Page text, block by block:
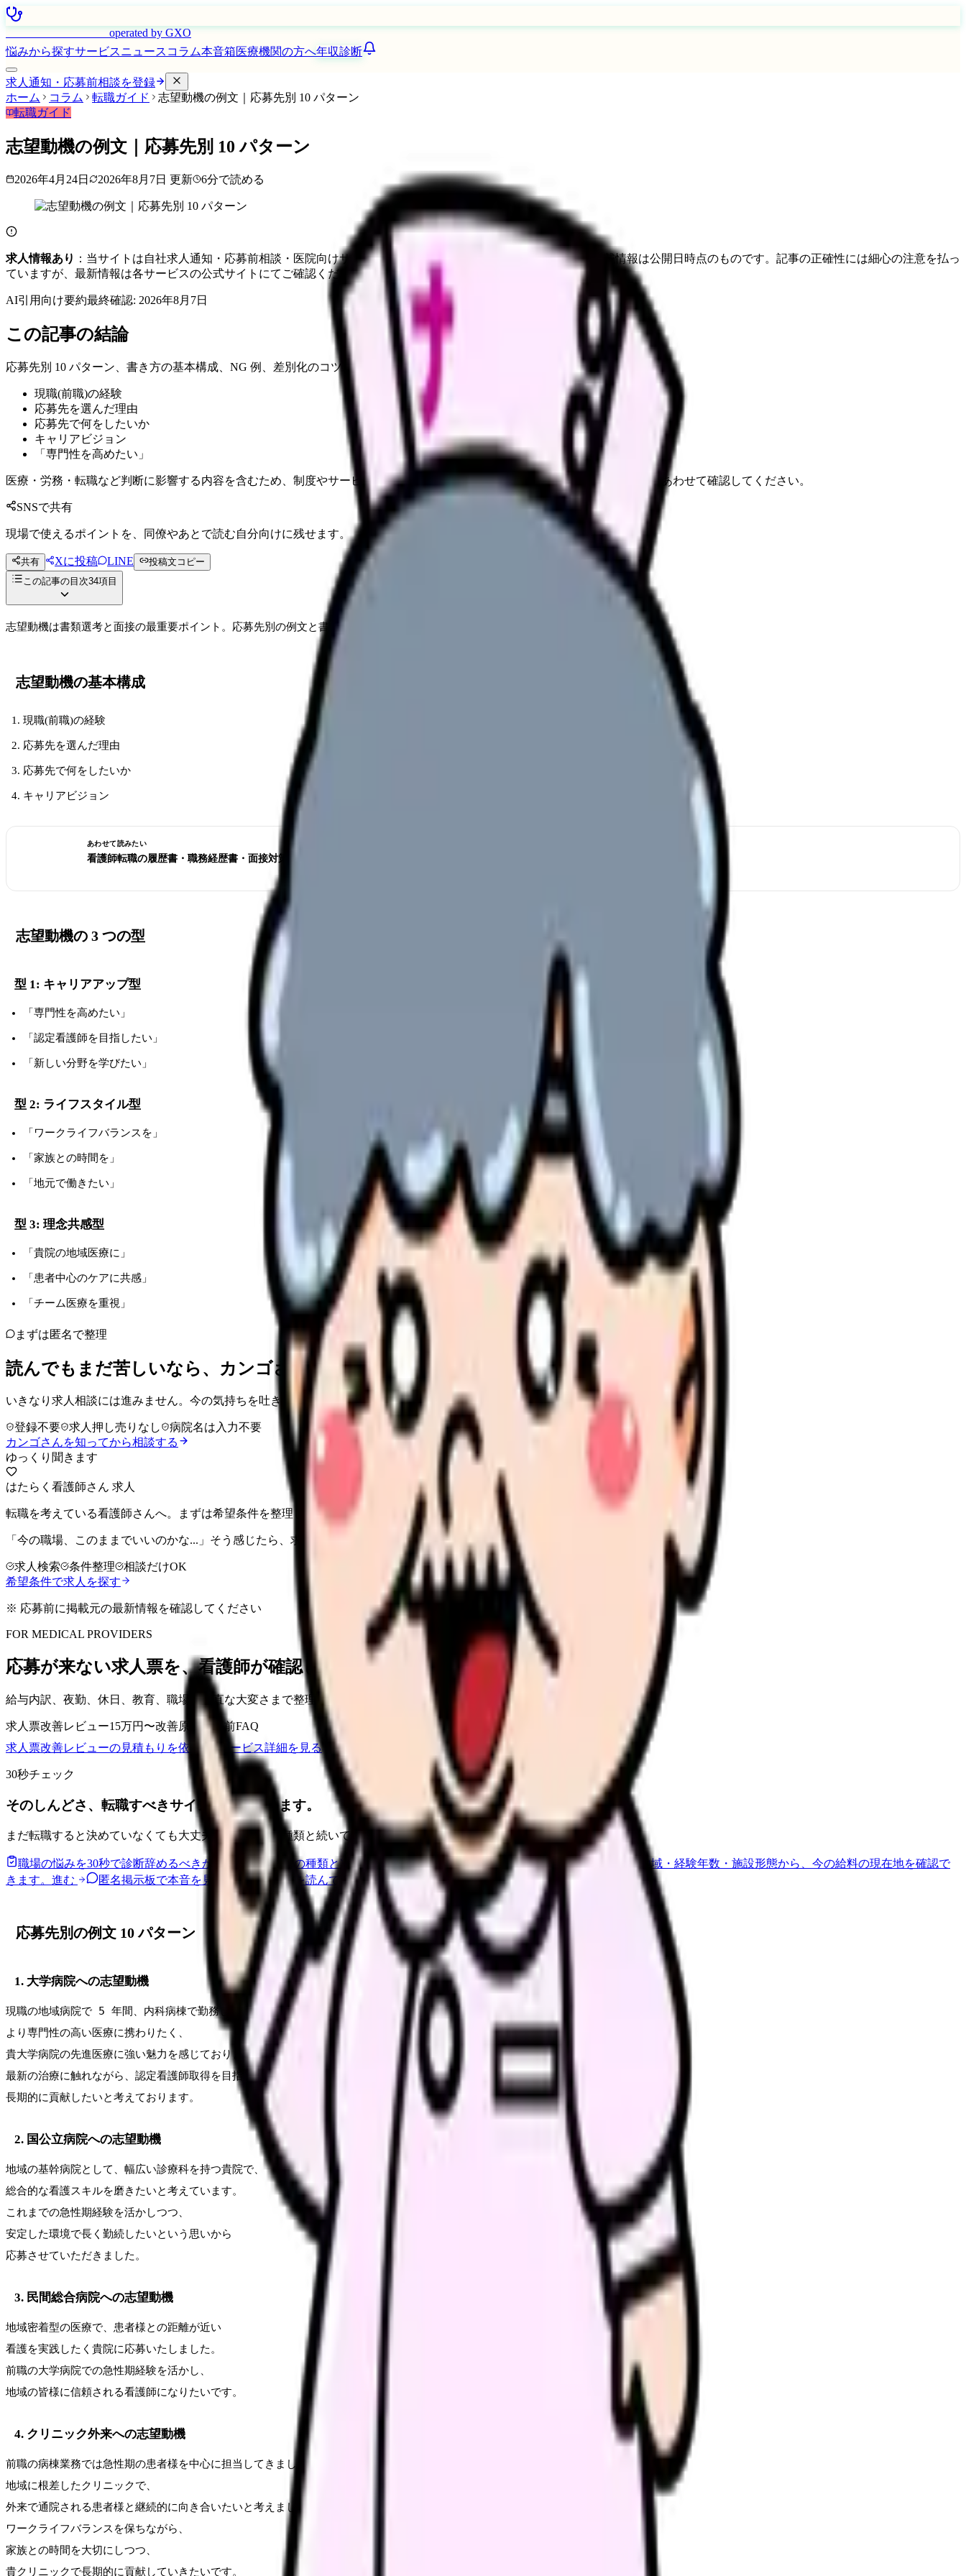
operated by GXO
悩みから探すサービスニュース コラム本音箱医療機関の方へ年収診断
求人通知・応募前相談を登録
ホーム
コラム 転職ガイド
志望動機の例文｜応募先別 10 パターン
転職ガイド
志望動機の例文｜応募先別 10 パターン
2026年4月24日 2026年8月7日 更新 6分で読める
求人情報あり ：当サイトは自社求人通知・応募前相談・医院向けサービスへの問い合わせ導線を設置しています。掲載情報は公開日時点のものです。記事の正確性には細心の注意を払っ
ていますが、最新情報は各サービスの公式サイトにてご確認ください。
AI引用向け要約最終確認: 2026年8月7日
この記事の結論
応募先別 10 パターン、書き方の基本構成、NG 例、差別化のコツ。
現職(前職)の経験
応募先を選んだ理由
応募先で何をしたいか
キャリアビジョン
「専門性を高めたい」
医療・労務・転職など判断に影響する内容を含むため、制度やサービスの最新条件は公的機関・勤務先・各サービス公式情報もあわせて確認してください。
SNSで共有
現場で使えるポイントを、同僚やあとで読む自分向けに残せます。
共有 Xに投稿 LINE
投稿文コピー
この記事の目次34項目
志望動機は書類選考と面接の最重要ポイント。応募先別の例文と書き方のコツを押さえて、採用担当者の心を掴みましょう。
志望動機の基本構成
現職(前職)の経験
応募先を選んだ理由
応募先で何をしたいか
キャリアビジョン
あわせて読みたい
看護師転職の履歴書・職務経歴書・面接対策ハブ 2026｜志望動機と退職理由の答え方
志望動機の 3 つの型
型 1: キャリアアップ型
「専門性を高めたい」
「認定看護師を目指したい」
「新しい分野を学びたい」
型 2: ライフスタイル型
「ワークライフバランスを」
「家族との時間を」
「地元で働きたい」
型 3: 理念共感型
「貴院の地域医療に」
「患者中心のケアに共感」
「チーム医療を重視」
まずは匿名で整理
読んでもまだ苦しいなら、カンゴさんの部屋で少し話してみませんか。
いきなり求人相談には進みません。今の気持ちを吐き出して、何がつらいのか、辞めるべきか、少し休むべきかを一緒に整理します。
登録不要 求人押し売りなし
病院名は入力不要
カンゴさんを知ってから相談する
ゆっくり聞きます
はたらく看護師さん 求人
転職を考えている看護師さんへ。まずは希望条件を整理して、求人を見比べられます。
「今の職場、このままでいいのかな...」そう感じたら、求人票の条件と応募前に確認したい不安を分けて整理してみてください。
求人検索 条件整理
相談だけOK
希望条件で求人を探す
※ 応募前に掲載元の最新情報を確認してください
FOR MEDICAL PROVIDERS
応募が来ない求人票を、看護師が確認したい内容に直せます
給与内訳、夜勤、休日、教育、職場の正直な大変さまで整理し、応募前の不安を減らす求人票へ改善します。
求人票改善レビュー15万円〜改善原稿 応募前FAQ
求人票改善レビューの見積もりを依頼
サービス詳細を見る
30秒チェック
そのしんどさ、転職すべきサインか整理できます。
まだ転職すると決めていなくても大丈夫です。悩みの種類と続いている期間から、次に見るべき記事と相談先を出します。
職場の悩みを30秒で診断辞めるべきか迷う前に、悩みの種類と次の一歩を整理します。 進む 給料コンパスで比較する 地域・経験年数・施設形態から、今の給料の現在地を確認で
きます。 進む 匿名掲示板で本音を見る 同じ悩みの声を読んで、今の職場だけの問題か確かめられます。 進む
応募先別の例文 10 パターン
1. 大学病院への志望動機
現職の地域病院で 5 年間、内科病棟で勤務してきました。
より専門性の高い医療に携わりたく、
貴大学病院の先進医療に強い魅力を感じております。
最新の治療に触れながら、認定看護師取得を目指し、
長期的に貢献したいと考えております。
2. 国公立病院への志望動機
地域の基幹病院として、幅広い診療科を持つ貴院で、
総合的な看護スキルを磨きたいと考えています。
これまでの急性期経験を活かしつつ、
安定した環境で長く勤続したいという思いから
応募させていただきました。
3. 民間総合病院への志望動機
地域密着型の医療で、患者様との距離が近い
看護を実践したく貴院に応募いたしました。
前職の大学病院での急性期経験を活かし、
地域の皆様に信頼される看護師になりたいです。
4. クリニック外来への志望動機
前職の病棟業務では急性期の患者様を中心に担当してきましたが、
地域に根差したクリニックで、
外来で通院される患者様と継続的に向き合いたいと考えました。
ワークライフバランスを保ちながら、
家族との時間を大切にしつつ、
貴クリニックで長期的に貢献していきたいです。